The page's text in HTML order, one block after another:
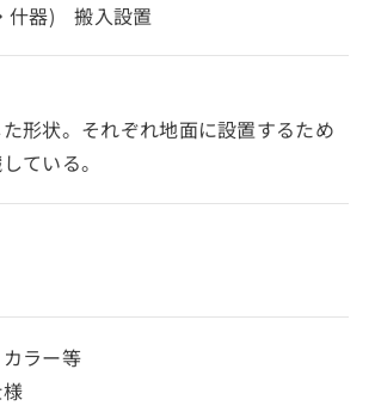
什器) 搬入設置
形状。それぞれ地面に設置するため
ている。
ラー等